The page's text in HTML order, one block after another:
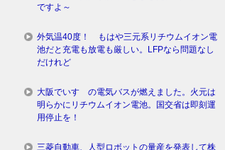
ですよ～
外気温40度！ もはや三元系リチウムイオン電
池だと充電も放電も厳しい。LFPなら問題なし
だけれど
大阪でいすゞの電気バスが燃えました。火元は
明らかにリチウムイオン電池。国交省は即刻運
用停止を！
三菱自動車、人型ロボットの量産を発表して株